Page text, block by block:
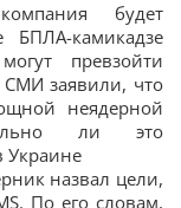
будет
камикадзе
превзойти
СМИ заявили, что
неядерной
ли это
Украине
назвал цели,
По его словам,